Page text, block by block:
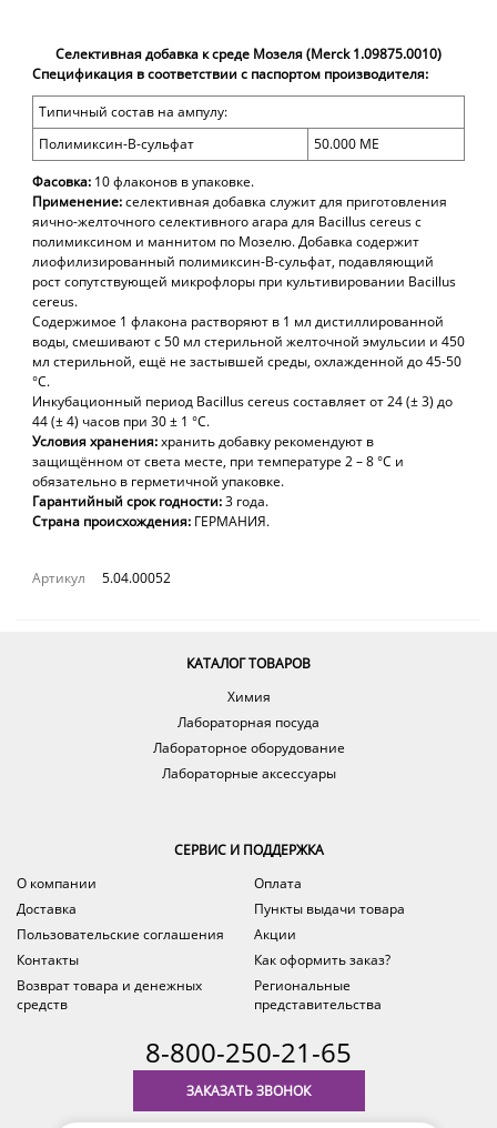
Селективная добавка к среде Мозеля (Merck 1.09875.0010)
Спецификация в соответствии с паспортом производителя:
Типичный состав на ампулу:
Полимиксин-В-сульфат
50.000 МЕ
Фасовка: 10 флаконов в упаковке.
Применение:селективная добавка служит для приготовления
яично-желточного селективного агара для Bacillus cereus с
полимиксином и маннитом по Мозелю. Добавка содержит
лиофилизированный полимиксин-В-сульфат, подавляющий
рост сопутствующей микрофлоры при культивировании Bacillus
cereus.
Содержимое 1 флакона растворяют в 1 мл дистиллированной
воды, смешивают с 50 мл стерильной желточной эмульсии и 450
мл стерильной, ещё не застывшей среды, охлажденной до 45-50
°С.
Инкубационный период Bacillus cereus составляет от 24 (± 3) до
44 (± 4) часов при 30 ± 1 °C.
Условия хранения:хранить добавку рекомендуют в
защищённом от света месте, при температуре 2 – 8 °C и
обязательно в герметичной упаковке.
Гарантийный срок годности:3 года.
Страна происхождения: ГЕРМАНИЯ.
Артикул 5.04.00052
КАТАЛОГ ТОВАРОВ
Химия
Лабораторная посуда
Лабораторное оборудование
Лабораторные аксессуары
СЕРВИС И ПОДДЕРЖКА
О компании
Оплата
Доставка
Пункты выдачи товара
Пользовательские соглашения
Акции
Контакты
Как оформить заказ?
Возврат товара и денежных
средств
Региональные
представительства
8-800-250-21-65
ЗАКАЗАТЬ ЗВОНОК